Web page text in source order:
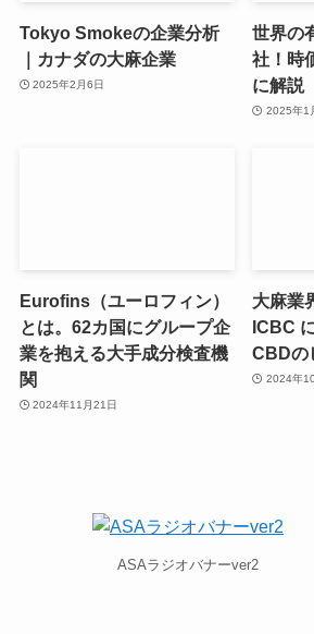
Tokyo Smokeの企業分析
｜カナダの大麻企業
2025年2月6日
世界の
社！時
に解説
2025年1
Eurofins（ユーロフィン）
とは。62カ国にグループ企
業を抱える大手成分検査機
関
2024年11月21日
大麻業
ICBC
CBDの
2024年
ASAラジオバナーver2